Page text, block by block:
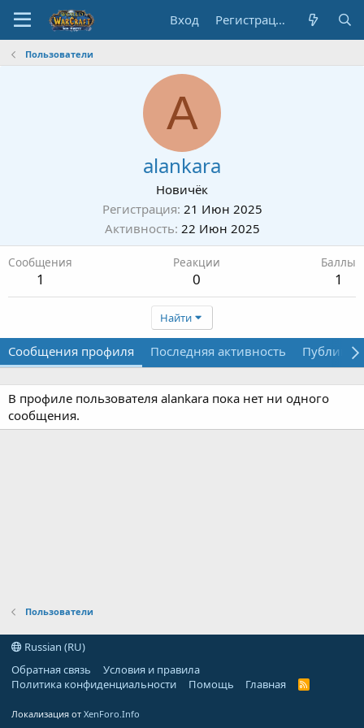
Вход Регистрация
Пользователи
A
alankara
Новичёк
Регистрация 21 Июн 2025
Активность 22 Июн 2025
Сообщения
1
Реакции
0
Баллы
1
Найти
Сообщения профиля Последняя активность
В профиле пользователя alankara пока нет ни одного
сообщения.
Пользователи
Russian (RU)
Обратная связь
Условия и правила
Политика конфиденциальности
Помощь Главная
R
Локализация от XenForo.Info